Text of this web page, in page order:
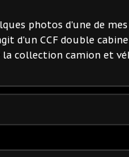
photos d'une de
d'un CCF double
la collection camion et